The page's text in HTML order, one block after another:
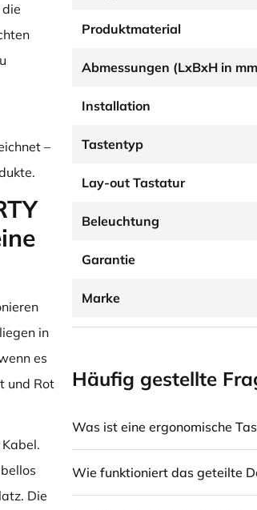
–
in
es
und Rot
Die
Produktmaterial
Abmessungen (LxBxH in
Installation
Tastentyp
Lay-out Tastatur
Beleuchtung
Garantie
Marke
Häufig gestellte
Was ist eine ergonomische
Wie funktioniert das geteilte